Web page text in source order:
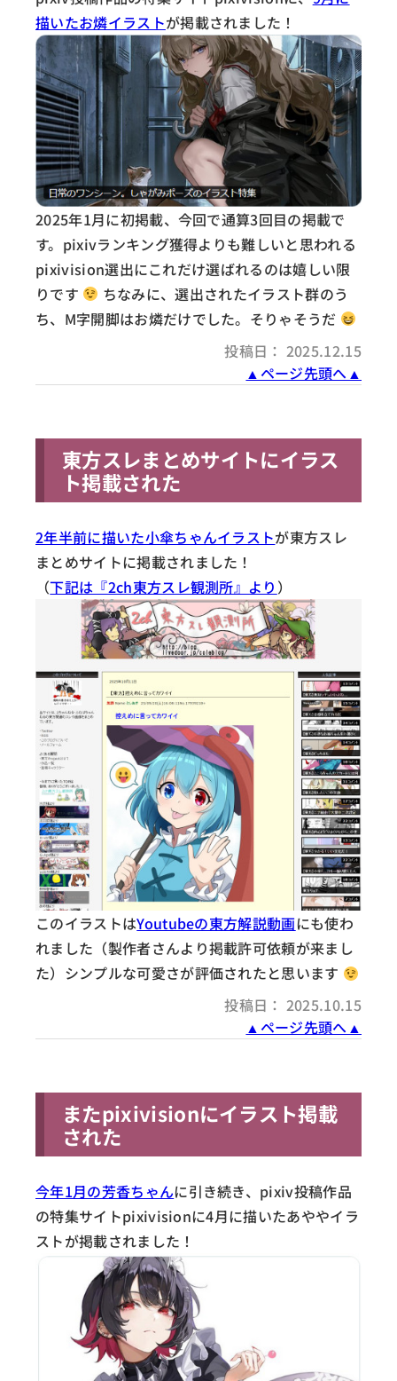
描いたお燐イラストが掲載されました！
2025年1月に初掲載、今回で通算3回目の掲載で
す。pixivランキング獲得よりも難しいと思われる
pixivision選出にこれだけ選ばれるのは嬉しい限
りです
ちなみに、選出されたイラスト群のう
ち、M字開脚はお燐だけでした。そりゃそうだ
投稿日： 2025.12.15
▲ページ先頭へ▲
東方スレまとめサイトにイラス
ト掲載された
2年半前に描いた小傘ちゃんイラストが東方スレ
まとめサイトに掲載されました！
（下記は『2ch東方スレ観測所』より ）
このイラストはYoutubeの東方解説動画にも使わ
れました（製作者さんより掲載許可依頼が来まし
た）シンプルな可愛さが評価されたと思います
投稿日： 2025.10.15
▲ページ先頭へ▲
またpixivisionにイラスト掲載
された
今年1月の芳香ちゃんに引き続き、pixiv投稿作品
の特集サイトpixivisionに4月に描いたあややイラ
ストが掲載されました！